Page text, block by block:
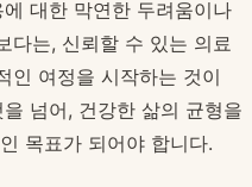
대한 막연한 두려움이나
다는, 신뢰할 수 있는 의료
인 여정을 시작하는 것이
넘어, 건강한 삶의 균형을
목표가 되어야 합니다.